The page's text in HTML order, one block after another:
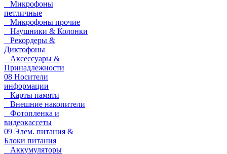
Микрофоны
петличные
Микрофоны прочие
Наушники & Колонки
Рекордеры &
Диктофоны
Аксессуары &
Принадлежности
08 Носители
информации
Карты памяти
Внешние накопители
Фотопленка и
видеокассеты
09 Элем. питания &
Блоки питания
Аккумуляторы